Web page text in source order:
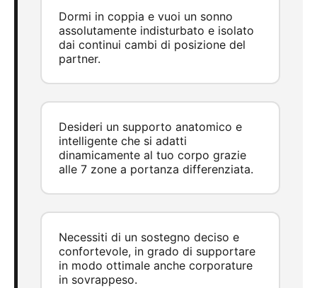
Dormi in coppia e vuoi un sonno
assolutamente indisturbato e isolato
dai continui cambi di posizione del
partner.
Desideri un supporto anatomico e
intelligente che si adatti
dinamicamente al tuo corpo grazie
alle 7 zone a portanza differenziata.
Necessiti di un sostegno deciso e
confortevole, in grado di supportare
in modo ottimale anche corporature
in sovrappeso.